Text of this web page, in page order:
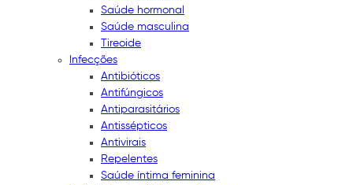
Saúde hormonal
Saúde masculina
Tireoide
Infecções
Antibióticos
Antifúngicos
Antiparasitários
Antissépticos
Antivirais
Repelentes
Saúde íntima feminina